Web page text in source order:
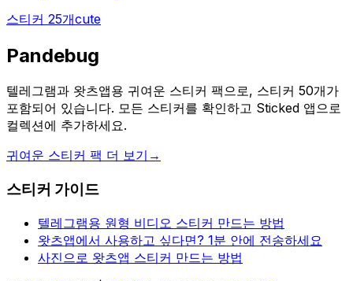
스티커 25개cute
Pandebug
텔레그램과 왓츠앱용 귀여운 스티커 팩으로, 스티커 50개가
포함되어 있습니다. 모든 스티커를 확인하고 Sticked 앱으로
컬렉션에 추가하세요.
귀여운 스티커 팩 더 보기 →
스티커 가이드
텔레그램용 원형 비디오 스티커 만드는 방법
왓츠앱에서 사용하고 싶다면? 1분 안에 전송하세요
사진으로 왓츠앱 스티커 만드는 방법